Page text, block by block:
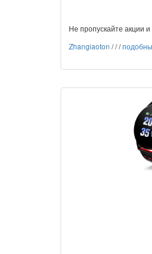
Не пропускайте акции
Zhangiaoton ///